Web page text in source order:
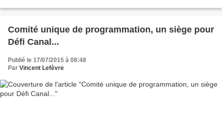
Comité unique de programmation, un siège pour
Défi Canal...
Publié le 17/07/2015 à 08:48
Par Vincent Lefèvre